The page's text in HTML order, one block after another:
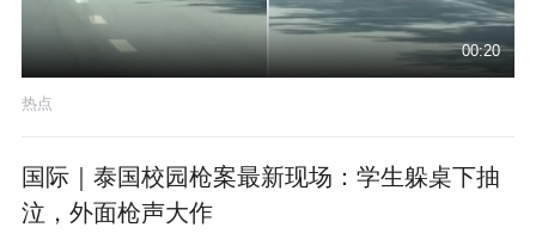
00:20
热点
国际｜泰国校园枪案最新现场：学生躲桌下抽
泣，外面枪声大作